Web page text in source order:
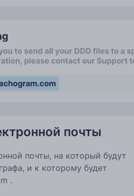
почты
почты, на который будут
и к которому будет
.